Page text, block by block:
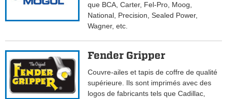
que BCA, Carter, Fel-Pro, Moog,
National, Precision, Sealed Power,
Wagner, etc.
Fender Gripper
Couvre-ailes et tapis de coffre de qualité
supérieure. Ils sont imprimés avec des
logos de fabricants tels que Cadillac,